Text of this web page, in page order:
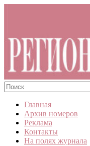
«Регион».
Журнал
Республике
Коми
Главная
Архив номеров
Реклама
Контакты
На полях журнала